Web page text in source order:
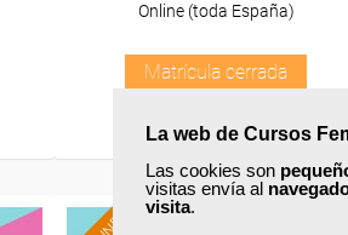
La web de Cursos
Las cookies son
visitas envía al
visita.
Online (toda España)
Matrícula cerrada
4 195